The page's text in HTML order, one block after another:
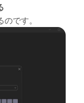
です。